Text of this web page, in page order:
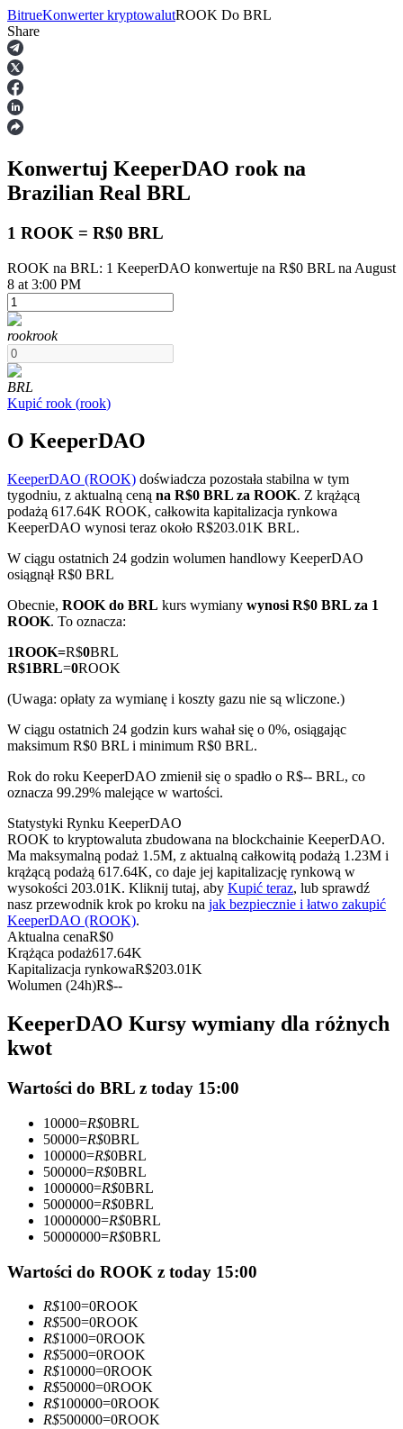
Kontrakty terminowe
Kontrakty terminowe na USDT
Kontrakty terminowe COIN-M
Kontrakty terminowe na kryptowaluty
TradFi
Instrumenty pochodne na akcje, forex, metale szlachetne i
towary
Kontrakty futures wykorzystujące USDC jako zabezpieczenie
Kopiowanie Transakcji
Dołącz do najlepszych traderów
Zostań traderem kopiującym
Ciesz się podziałem zysków i prowizjami z kopiowania
BitrueKonwerter kryptowalutROOK Do BRL
Share
Konwertuj KeeperDAO rook na
Brazilian Real BRL
1 ROOK = R$0 BRL
ROOK na BRL: 1 KeeperDAO konwertuje na R$0 BRL na August
8 at 3:00 PM
rookrook
BRL
Kupić rook (rook)
O KeeperDAO
KeeperDAO (ROOK) doświadcza pozostała stabilna w tym
tygodniu, z aktualną ceną na R$0 BRL za ROOK. Z krążącą
podażą 617.64K ROOK, całkowita kapitalizacja rynkowa
KeeperDAO wynosi teraz około R$203.01K BRL.
W ciągu ostatnich 24 godzin wolumen handlowy KeeperDAO
osiągnął R$0 BRL
Obecnie, ROOK do BRL kurs wymiany wynosi R$0 BRL za 1
ROOK. To oznacza:
1ROOK=R$0BRL
R$1BRL=0ROOK
(Uwaga: opłaty za wymianę i koszty gazu nie są wliczone.)
W ciągu ostatnich 24 godzin kurs wahał się o 0%, osiągając
maksimum R$0 BRL i minimum R$0 BRL.
Rok do roku KeeperDAO zmienił się o spadło o R$-- BRL, co
oznacza 99.29% malejące w wartości.
Statystyki Rynku KeeperDAO
ROOK to kryptowaluta zbudowana na blockchainie KeeperDAO.
Ma maksymalną podaż 1.5M, z aktualną całkowitą podażą 1.23M i
krążącą podażą 617.64K, co daje jej kapitalizację rynkową w
wysokości 203.01K. Kliknij tutaj, aby Kupić teraz, lub sprawdź
nasz przewodnik krok po kroku na jak bezpiecznie i łatwo zakupić
KeeperDAO (ROOK).
Aktualna cenaR$0
Krążąca podaż617.64K
Kapitalizacja rynkowaR$203.01K
Wolumen (24h)R$--
KeeperDAO Kursy wymiany dla różnych
kwot
Wartości do BRL z today 15:00
10000=R$0BRL
50000=R$0BRL
100000=R$0BRL
500000=R$0BRL
1000000=R$0BRL
5000000=R$0BRL
10000000=R$0BRL
50000000=R$0BRL
Wartości do ROOK z today 15:00
R$100=0ROOK
R$500=0ROOK
R$1000=0ROOK
R$5000=0ROOK
R$10000=0ROOK
R$50000=0ROOK
R$100000=0ROOK
R$500000=0ROOK